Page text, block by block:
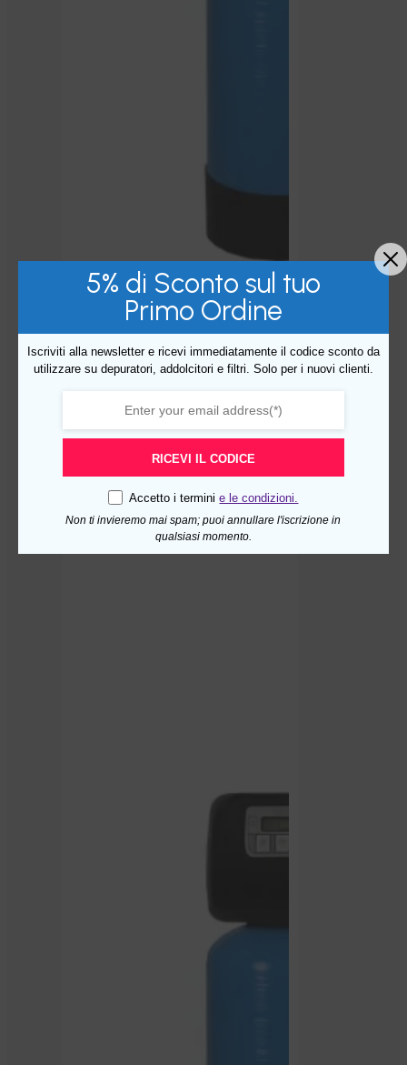
5% di Sconto sul tuo
Primo Ordine
Iscriviti alla newsletter e ricevi immediatamente il codice sconto da
utilizzare su depuratori, addolcitori e filtri. Solo per i nuovi clienti.
RICEVI IL CODICE
Accetto i terminie le condizioni.
Non ti invieremo mai spam; puoi annullare l'iscrizione in
qualsiasi momento.